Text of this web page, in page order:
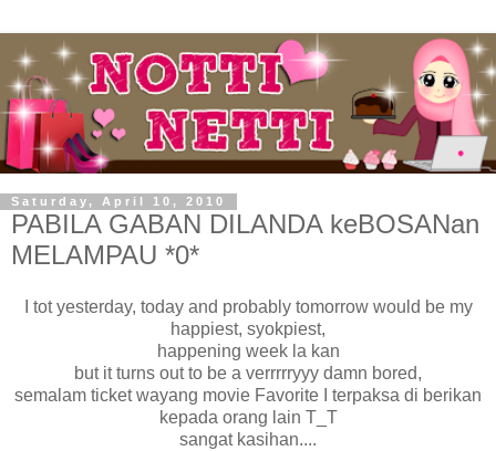
Saturday, April 10, 2010
PABILA GABAN DILANDA keBOSANan
MELAMPAU *0*
I tot yesterday, today and probably tomorrow would be my
happiest, syokpiest,
happening week la kan
but it turns out to be a verrrrryyy damn bored,
semalam ticket wayang movie Favorite I terpaksa di berikan
kepada orang lain T_T
sangat kasihan....